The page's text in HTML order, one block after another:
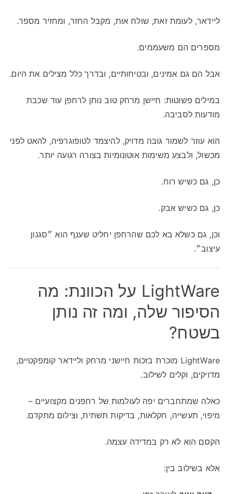
ליידאר, לעומת זאת, שולח אות, מקבל החזר, ומחזיר מספר.
מספרים הם משעממים.
אבל הם גם אמינים, ובטיחותיים, ובדרך כלל מצילים את היום.
במילים פשוטות: חיישן מרחק טוב נותן לרחפן עוד שכבת
מודעות לסביבה.
הוא עוזר לשמור גובה מדויק, להיצמד לטופוגרפיה, להאט לפני
מכשול, ולבצע משימות אוטונומיות בצורה רגועה יותר.
כן, גם כשיש רוח.
כן, גם כשיש אבק.
וכן, גם כשלא בא לכם שהרחפן יחליט שענף הוא ״סגנון
עיצוב״.
LightWare על הכוונת: מה
הסיפור שלה, ומה זה נותן
בשטח?
LightWare מוכרת בזכות חיישני מרחק וליידאר קומפקטיים,
מדויקים, וקלים לשילוב.
כאלה שמתחברים יפה לעולמות של רחפנים מקצועיים –
מיפוי, תעשייה, חקלאות, בדיקות תשתית, וצילום מתקדם.
הקסם הוא לא רק במדידה עצמה.
אלא בשילוב בין: